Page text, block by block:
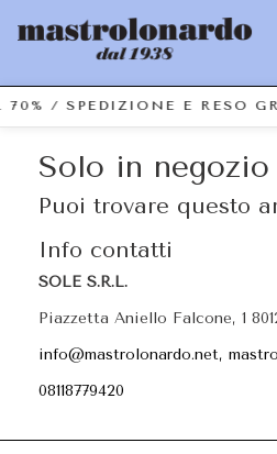
/ SPEDIZIONE E RESO
Solo in negozio
Puoi trovare questo
Info contatti
SOLE S.R.L.
Piazzetta Aniello Falcone, 1
info@mastrolonardo.net,
08118779420